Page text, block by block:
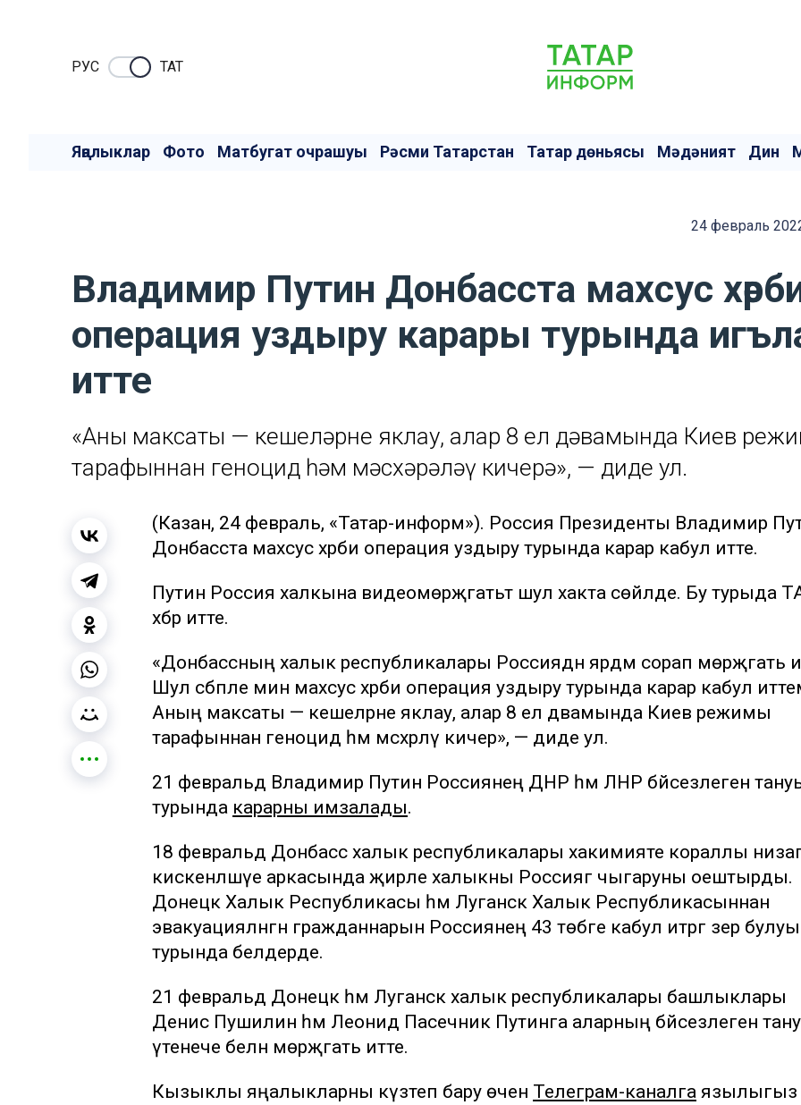
РУC ТАТ
Яңалыклар Фото Матбугат очрашуы Рәсми Татарстан Татар дөньясы Мәдәният Дин
24 февраль
Владимир Путин Донбасста махсус
операция уздыру карары турында
итте
«Аның максаты — кешеләрне яклау, алар 8 ел дәвамында Киев
тарафыннан геноцид һәм мәсхәрәләү кичерә», — диде ул.
(Казан, 24 февраль, «Татар-информ»). Россия Президенты Владимир
Донбасста махсус хәрби операция уздыру турында карар кабул итте.
Путин Россия халкына видеомөрәҗәгатьтә шул хакта сөйләде. Бу турыда
хәбәр итте.
«Донбассның халык республикалары Россиядән ярдәм сорап мөрәҗәгать
Шул сәбәпле мин махсус хәрби операция уздыру турында карар кабул
Аның максаты — кешеләрне яклау, алар 8 ел дәвамында Киев режимы
тарафыннан геноцид һәм мәсхәрәләү кичерә», — диде ул.
21 февральдә Владимир Путин Россиянең ДНР һәм ЛНР бәйсезлеген
турында карарны имзалады.
18 февральдә Донбасс халык республикалары хакимияте кораллы
кискенләшүе аркасында җирле халыкны Россиягә чыгаруны оештырды.
Донецк Халык Республикасы һәм Луганск Халык Республикасыннан
эвакуацияләнгән гражданнарын Россиянең 43 төбәге кабул итәргә әзер булуы
турында белдерде.
21 февральдә Донецк һәм Луганск халык республикалары башлыклары
Денис Пушилин һәм Леонид Пасечник Путинга аларның бәйсезлеген тану
үтенече белән мөрәҗәгать итте.
Кызыклы яңалыкларны күзәтеп бару өчен Телеграм-каналга язылыгыз